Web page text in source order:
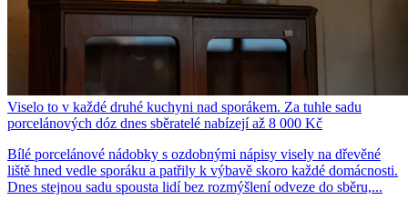
Viselo to v každé druhé kuchyni nad sporákem. Za tuhle sadu
porcelánových dóz dnes sběratelé nabízejí až 8 000 Kč
Bílé porcelánové nádobky s ozdobnými nápisy visely na dřevěné
liště hned vedle sporáku a patřily k výbavě skoro každé domácnosti.
Dnes stejnou sadu spousta lidí bez rozmýšlení odveze do sběru,...